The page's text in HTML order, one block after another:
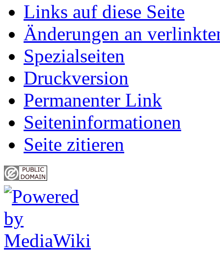
Links auf diese Seite
Änderungen an
Spezialseiten
Druckversion
Permanenter Link
Seiten­informationen
Seite zitieren